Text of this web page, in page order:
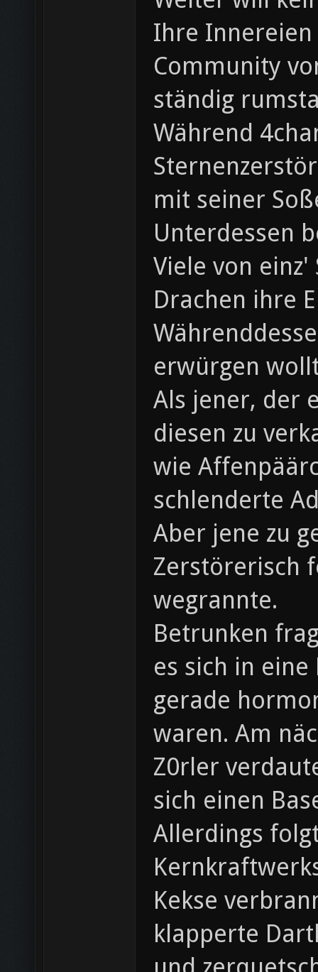
Ihre Innereien
Community
ständig
Während
mit seiner
Unterdessen
Viele von
Drachen ihre
erwürgen
Als jener, der
diesen zu
wie
schlenderte
Aber jene zu
Zerstörerisch
wegrannte.
Betrunken
es sich in
gerade
waren. Am
Z0rler
sich einen
Allerdings
Kekse
klapperte